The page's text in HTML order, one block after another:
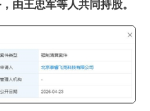
由王忠军等人共同持股。